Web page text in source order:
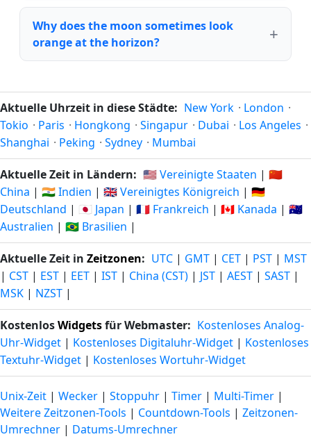
Why does the moon sometimes look
orange at the horizon?
Aktuelle Uhrzeit in diese Städte: New York · London ·
Tokio · Paris · Hongkong · Singapur · Dubai · Los Angeles ·
Shanghai · Peking · Sydney · Mumbai
Aktuelle Zeit in Ländern: 🇺🇸 Vereinigte Staaten | 🇨🇳
China | 🇮🇳 Indien | 🇬🇧 Vereinigtes Königreich | 🇩🇪
Deutschland | 🇯🇵 Japan | 🇫🇷 Frankreich | 🇨🇦 Kanada | 🇦🇺
Australien | 🇧🇷 Brasilien |
Aktuelle Zeit in Zeitzonen: UTC | GMT | CET | PST | MST
| CST | EST | EET | IST | China (CST) | JST | AEST | SAST |
MSK | NZST |
KostenlosWidgetsfür Webmaster: Kostenloses Analog-
Uhr-Widget | Kostenloses Digitaluhr-Widget | Kostenloses
Textuhr-Widget | Kostenloses Wortuhr-Widget
Unix-Zeit | Wecker | Stoppuhr | Timer | Multi-Timer |
Weitere Zeitzonen-Tools | Countdown-Tools | Zeitzonen-
Umrechner | Datums-Umrechner